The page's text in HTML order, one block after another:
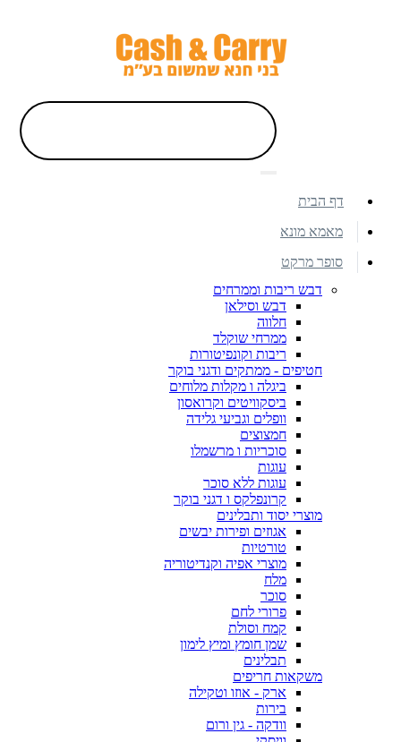
דף הבית
מאמא מונא
סופר מרקט
דבש ריבות וממרחים
דבש וסילאן
חלווה
ממרחי שוקלד
ריבות וקונפיטורות
חטיפים - ממתקים ודגני בוקר
ביגלה ו מקלות מלוחים
ביסקוויטים וקרואסון
וופלים וגביעי גלידה
חמצוצים
סוכריות ו מרשמלו
עוגות
עוגות ללא סוכר
קרונפלקס ו דגני בוקר
מוצרי יסוד ותבלינים
אגוזים ופירות יבשים
טורטיות
מוצרי אפיה וקנדיטוריה
מלח
סוכר
פרורי לחם
קמח וסולת
שמן חומץ ומיץ לימון
תבלינים
משקאות חריפים
ארק - אוזו וטקילה
בירות
וודקה - גין ורום